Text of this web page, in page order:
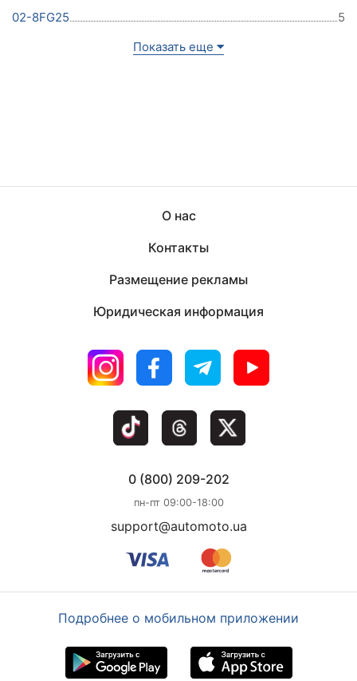
02-8FG25
5
Показать еще
О нас
Контакты
Размещение рекламы
Юридическая информация
0 (800) 209-202
пн-пт 09:00-18:00
support@automoto.ua
Подробнее о мобильном приложении